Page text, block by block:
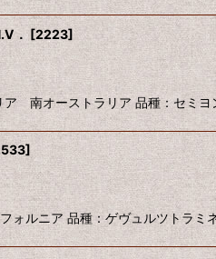
． [2223]
ア 南オーストラリア 品種：
]
ルニア 品種：ゲヴュルツトラミ